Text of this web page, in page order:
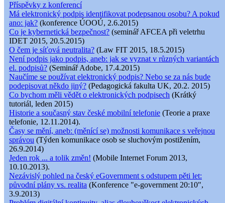
Příspěvky z konferencí
Má elektronický podpis identifikovat podepsanou osobu? A pokud
ano: jak? (konference ÚOOÚ, 2.6.2015)
Co je kybernetická bezpečnost? (seminář AFCEA při veletrhu
IDET 2015, 20.5.2015)
O čem je síťová neutralita? (Law FIT 2015, 18.5.2015)
Není podpis jako podpis, aneb: jak se vyznat v různých variantách
el. podpisů? (Seminář Adobe, 17.4.2015)
Naučíme se používat elektronický podpis? Nebo se za nás bude
podepisovat někdo jiný? (Pedagogická fakulta UK, 20.2. 2015)
Co bychom měli vědět o elektronických podpisech (Krátký
tutoriál, leden 2015)
Historie a současný stav české mobilní telefonie (Teorie a praxe
telefonie, 12.11.2014).
Časy se mění, aneb: (měnící se) možnosti komunikace s veřejnou
správou (Týden komunikace osob se sluchovým postižením,
26.9.2014)
Jeden rok ... a tolik změn! (Mobile Internet Forum 2013,
10.10.2013).
Nezávislý pohled na český eGovernment s odstupem pěti let:
původní plány vs. realita (Konference "e-government 20:10",
3.9.2013)